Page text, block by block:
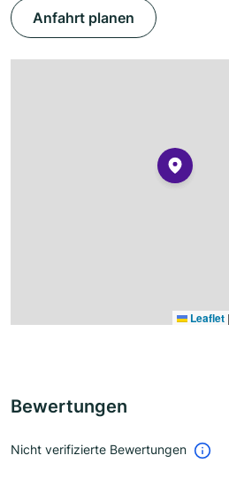
Anfahrt planen
Leaflet |
Bewertungen
Nicht verifizierte Bewertungen